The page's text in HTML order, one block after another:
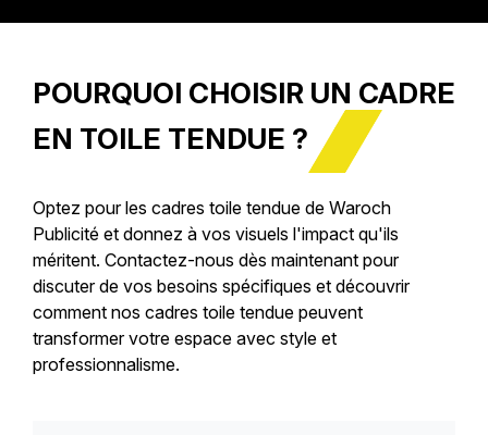
POURQUOI CHOISIR UN CADRE
EN TOILE TENDUE ?
Optez pour les cadres toile tendue de Waroch
Publicité et donnez à vos visuels l'impact qu'ils
méritent. Contactez-nous dès maintenant pour
discuter de vos besoins spécifiques et découvrir
comment nos cadres toile tendue peuvent
transformer votre espace avec style et
professionnalisme.